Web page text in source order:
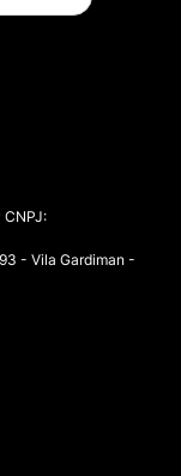
CNPJ:
- Vila Gardiman -